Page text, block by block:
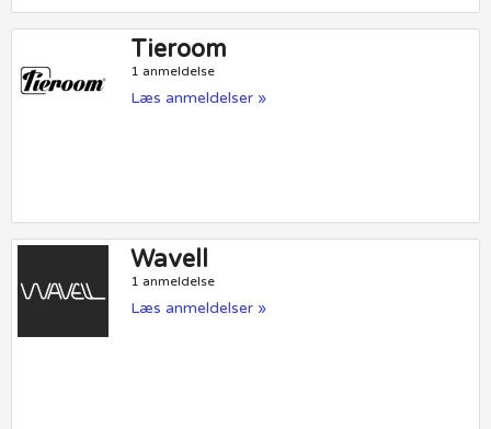
Tieroom
1 anmeldelse
Læs anmeldelser »
Wavell
1 anmeldelse
Læs anmeldelser »